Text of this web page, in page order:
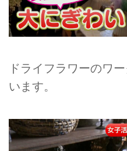
ドライフラワーのワ
います。